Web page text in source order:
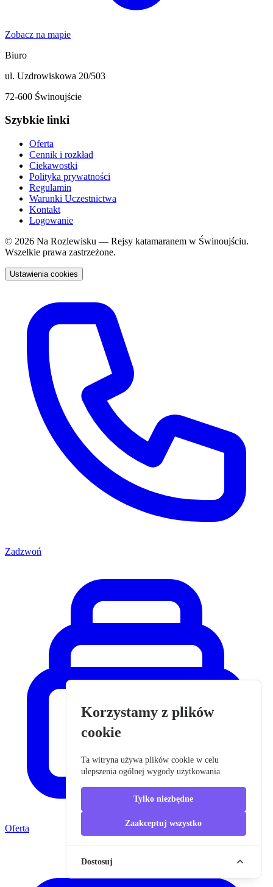
Zobacz na mapie
Biuro
ul. Uzdrowiskowa 20/503
72-600 Świnoujście
Szybkie linki
Oferta
Cennik i rozkład
Ciekawostki
Polityka prywatności
Regulamin
Warunki Uczestnictwa
Kontakt
Logowanie
© 2026 Na Rozlewisku — Rejsy katamaranem w Świnoujściu.
Wszelkie prawa zastrzeżone.
Ustawienia cookies
Zadzwoń
Oferta
Korzystamy z plików
cookie
Ta witryna używa plików cookie w celu
ulepszenia ogólnej wygody użytkowania.
Tylko niezbędne
Zaakceptuj wszystko
Dostosuj